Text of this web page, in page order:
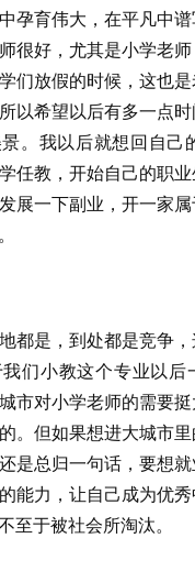
孕育伟大，在平凡中谱
很好，尤其是小学老
们放假的时候，这也
以希望以后有多一点时
。我以后就想回自
任教，开始自己的职
展一下副业，开一家
都是，到处都是竞争
们小教这个专业以后
市对小学老师的需要
。但如果想进大城市
是总归一句话，要想
能力，让自己成为优
至于被社会所淘汰。